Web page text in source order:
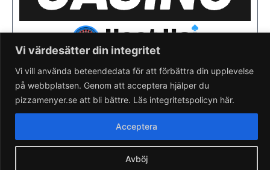
Vi värdesätter din integritet
Vi vill använda beteendedata för att förbättra din upplevelse
på webbplatsen. Genom att acceptera hjälper du
pizzamenyer.se att bli bättre. Läs integritetspolicyn här.
Avböj
Acceptera
Saknar du din pizzeria?Lägg till pizzeria.
Skapa gratis pizzeria-hemsida
Läs om pizzamenyer.se
Artiklar & nyheter
Rensa cookieval